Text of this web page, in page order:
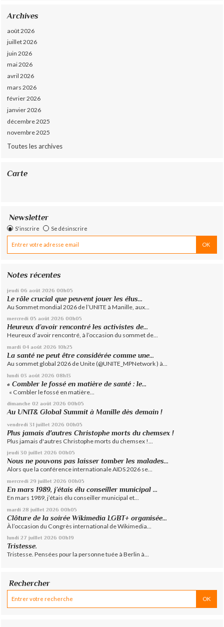
Archives
août 2026
juillet 2026
juin 2026
mai 2026
avril 2026
mars 2026
février 2026
janvier 2026
décembre 2025
novembre 2025
Toutes les archives
Carte
Newsletter
S'inscrire Se désinscrire
Notes récentes
jeudi 06 août 2026 00h05
Le rôle crucial que peuvent jouer les élus...
Au Sommet mondial 2026 de l’UNITE à Manille, aux...
mercredi 05 août 2026 00h05
Heureux d’avoir rencontré les activistes de...
Heureux d’avoir rencontré, à l’occasion du sommet de...
mardi 04 août 2026 10h25
La santé ne peut être considérée comme une...
Au sommet global 2026 de Unite (@UNITE_MPNetwork ) à...
lundi 03 août 2026 08h13
« Combler le fossé en matière de santé : le...
« Combler le fossé en matière...
dimanche 02 août 2026 00h05
Au UNIT& Global Summit à Manille dès demain !
vendredi 31 juillet 2026 00h05
Plus jamais d'autres Christophe morts du chemsex !
Plus jamais d'autres Christophe morts du chemsex !...
jeudi 30 juillet 2026 00h05
Nous ne pouvons pas laisser tomber les malades...
Alors que la conférence internationale AIDS 2026 se...
mercredi 29 juillet 2026 00h05
En mars 1989, j’étais élu conseiller municipal ...
En mars 1989, j’étais élu conseiller municipal et...
mardi 28 juillet 2026 00h05
Clôture de la soirée Wikimedia LGBT+ organisée...
À l’occasion du Congrès international de Wikimedia...
lundi 27 juillet 2026 00h19
Tristesse.
Tristesse. Pensées pour la personne tuée à Berlin à...
Rechercher